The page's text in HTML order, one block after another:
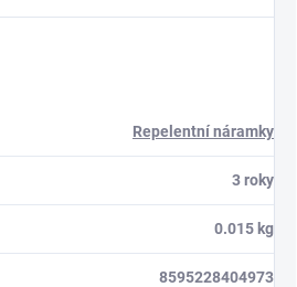
Repelentní náramky
3 roky
0.015 kg
8595228404973